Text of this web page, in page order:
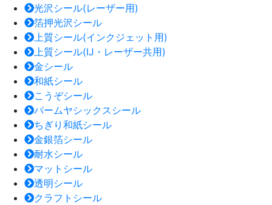
光沢シール(レーザー用)
箔押光沢シール
上質シール(インクジェット用)
上質シール(IJ・レーザー共用)
金シール
和紙シール
こうぞシール
パームヤシックスシール
ちぎり和紙シール
金銀箔シール
耐水シール
マットシール
透明シール
クラフトシール